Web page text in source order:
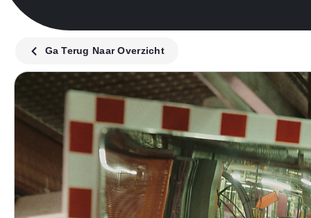
Ga Terug Naar Overzicht